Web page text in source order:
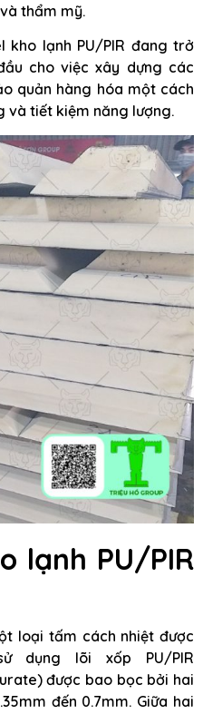
thẩm mỹ.
kho lạnh PU/PIR đang trở
cho việc xây dựng các
quản hàng hóa một cách
và tiết kiệm năng lượng.
lạnh PU/PIR
loại tấm cách nhiệt được
dụng lõi xốp PU/PIR
được bao bọc bởi hai
đến 0.7mm. Giữa hai